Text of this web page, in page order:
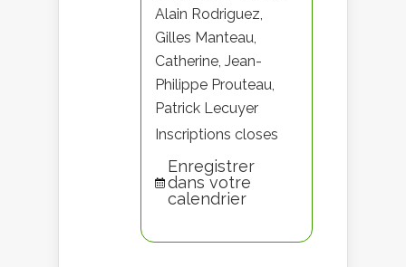
Alain Rodriguez,
Gilles Manteau,
Catherine, Jean-
Philippe Prouteau,
Patrick Lecuyer
Inscriptions closes
Enregistrer
dans votre
calendrier